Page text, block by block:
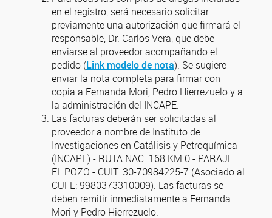
en el registro, será necesario solicitar
previamente una autorización que firmará el
responsable, Dr. Carlos Vera, que debe
enviarse al proveedor acompañando el
pedido (Link modelo de nota). Se sugiere
enviar la nota completa para firmar con
copia a Fernanda Mori, Pedro Hierrezuelo y a
la administración del INCAPE.
Las facturas deberán ser solicitadas al
proveedor a nombre de Instituto de
Investigaciones en Catálisis y Petroquímica
(INCAPE) - RUTA NAC. 168 KM 0 - PARAJE
EL POZO - CUIT: 30-70984225-7 (Asociado al
CUFE: 9980373310009). Las facturas se
deben remitir inmediatamente a Fernanda
Mori y Pedro Hierrezuelo.